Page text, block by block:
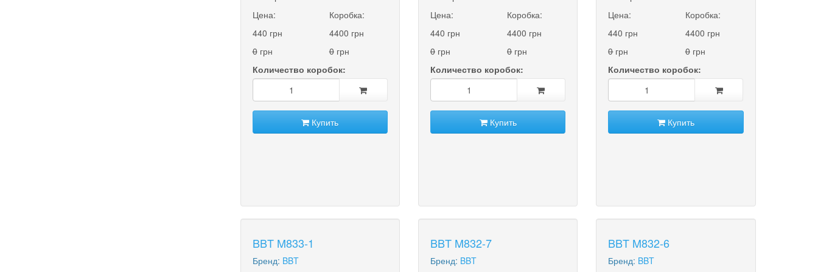
Цена:
440 грн
0грн
Коробка:
4400 грн
0грн
Количество коробок:
Купить
Цена:
440 грн
0грн
Коробка:
4400 грн
0грн
Количество коробок:
Купить
Цена:
440 грн
0грн
Коробка:
4400 грн
0грн
Количество коробок:
Купить
BBT M833-1
Бренд: BBT
BBT M832-7
Бренд: BBT
BBT M832-6
Бренд: BBT